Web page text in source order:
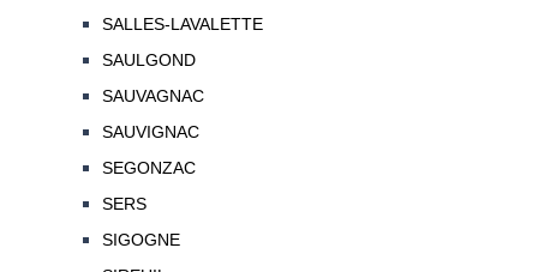
SALLES-LAVALETTE
SAULGOND
SAUVAGNAC
SAUVIGNAC
SEGONZAC
SERS
SIGOGNE